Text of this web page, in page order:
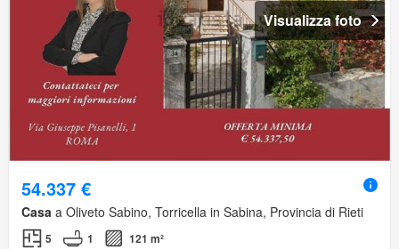
Visualizza foto
54.337 €
Casa a Oliveto Sabino, Torricella in Sabina, Provincia di Rieti
5 1
121 m²